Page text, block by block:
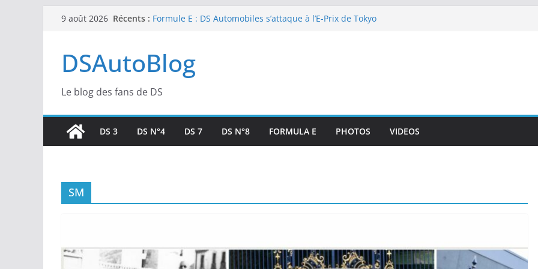
Passer9 août 2026 Récents : Formule E : DS Automobiles s’attaque à l’E-Prix de Tokyo
célébrer le dernier chapitre de DS Automobiles
E-Prix de Tokyo : Double Top 10 et dénouement doux-amer
pour DS PENSKE
E-Prix de Tokyo : Soirée frustrante pour DS PENSKE malgré
SailGP : Retour de Leigh McMillan et intégration de
Margaux Billy pour l’étape de Portsmouth
DSAutoBlog
Le blog des fans de DS
DS 3 DS N°4 DS 7 DS N°8 FORMULA E PHOTOS VIDEOS
SM